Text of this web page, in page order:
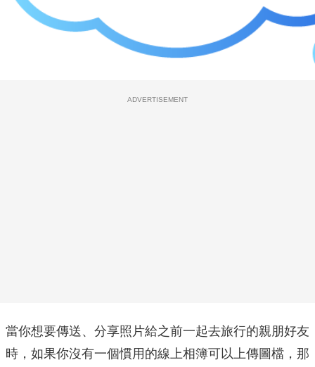
ADVERTISEMENT
當你想要傳送、分享照片給之前一起去旅行的親朋好友
時，如果你沒有一個慣用的線上相簿可以上傳圖檔，那